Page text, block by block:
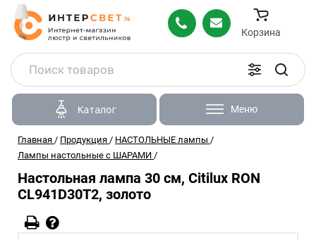
Корзина
Каталог Меню
Главная / Продукция / НАСТОЛЬНЫЕ лампы /
Лампы настольные с ШАРАМИ /
Настольная лампа 30 см, Citilux RON
CL941D30T2, золото